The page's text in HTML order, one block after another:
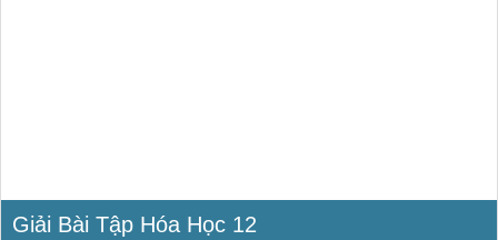
Giải Bài Tập Hóa Học 12